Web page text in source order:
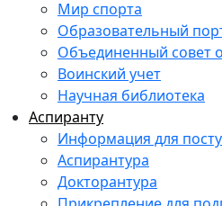
Мир спорта
Образовательный
Объединенный совет
Воинский учет
Научная библиотека
Аспиранту
Информация для
Аспирантура
Докторантура